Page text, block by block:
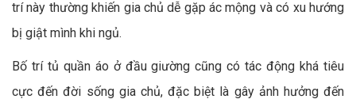
trí này thường khiến gia chủ dễ gặp ác mộng và có xu hướng
bị giật mình khi ngủ.
Bố trí tủ quần áo ở đầu giường cũng có tác động khá tiêu
cực đến đời sống gia chủ, đặc biệt là gây ảnh hưởng đến